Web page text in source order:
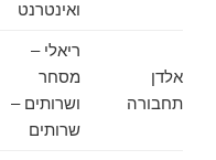
ואינטרנט
אלדן
תחבורה
ריאלי –
מסחר
ושרותים –
שרותים